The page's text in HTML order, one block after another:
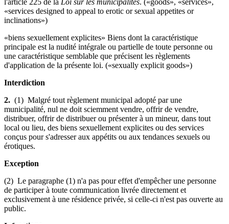
«services designed to appeal to erotic or sexual appetites or
inclinations»)
«biens sexuellement explicites» Biens dont la caractéristique
principale est la nudité intégrale ou partielle de toute personne ou
une caractéristique semblable que précisent les règlements
d'application de la présente loi. («sexually explicit goods»)
Interdiction
2. (1) Malgré tout règlement municipal adopté par une
municipalité, nul ne doit sciemment vendre, offrir de vendre,
distribuer, offrir de distribuer ou présenter à un mineur, dans tout
local ou lieu, des biens sexuellement explicites ou des services
conçus pour s'adresser aux appétits ou aux tendances sexuels ou
érotiques.
Exception
(2) Le paragraphe (1) n'a pas pour effet d'empêcher une personne
de participer à toute communication livrée directement et
exclusivement à une résidence privée, si celle-ci n'est pas ouverte au
public.